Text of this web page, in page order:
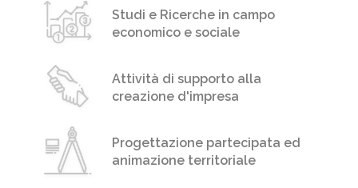
Studi e Ricerche in campo
economico e sociale
Attività di supporto alla
creazione d'impresa
Progettazione partecipata ed
animazione territoriale